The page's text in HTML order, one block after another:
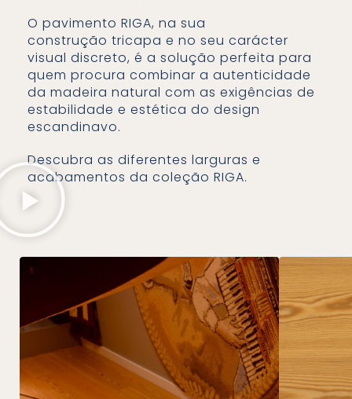
O pavimento RIGA, na sua
construção tricapa e no seu carácter
visual discreto, é a solução perfeita para
quem procura combinar a autenticidade
da madeira natural com as exigências de
estabilidade e estética do design
escandinavo.
Descubra as diferentes larguras e
acabamentos da coleção RIGA.